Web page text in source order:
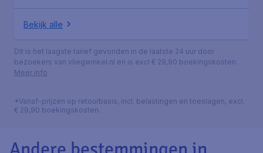
Bekijk alle
Dit is het laagste tarief gevonden in de laatste 24 uur door
bezoekers van vliegwinkel.nl en is excl € 29,90 boekingskosten.
Meer info
*Vanaf-prijzen op retourbasis, incl. belastingen en toeslagen, excl.
€ 29,90 boekingskosten.